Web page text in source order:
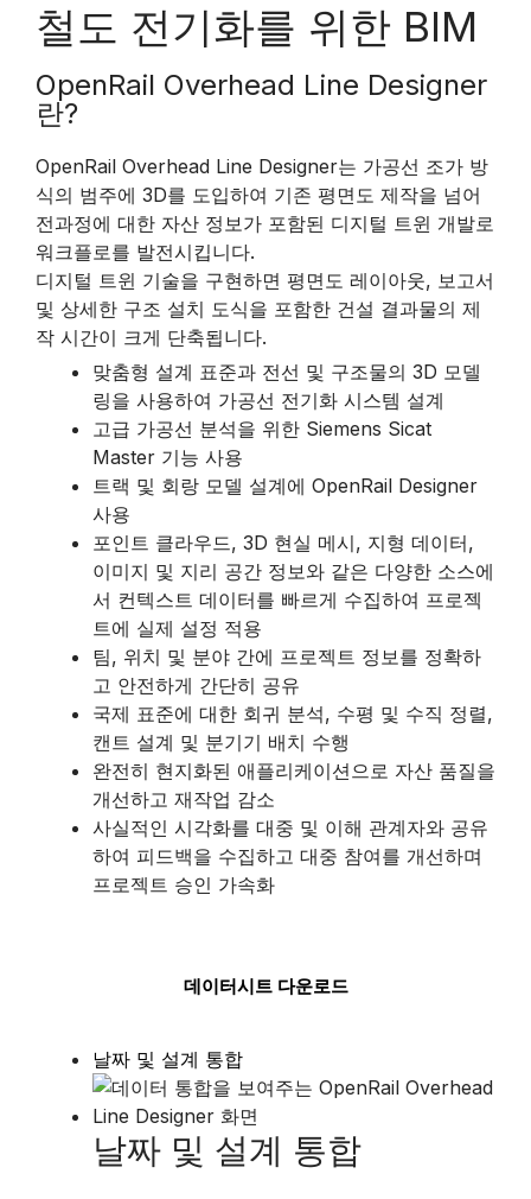
철도 전기화를 위한 BIM
OpenRail Overhead Line Designer
란?
OpenRail Overhead Line Designer는 가공선 조가 방
식의 범주에 3D를 도입하여 기존 평면도 제작을 넘어
전과정에 대한 자산 정보가 포함된 디지털 트윈 개발로
워크플로를 발전시킵니다.
디지털 트윈 기술을 구현하면 평면도 레이아웃, 보고서
및 상세한 구조 설치 도식을 포함한 건설 결과물의 제
작 시간이 크게 단축됩니다.
맞춤형 설계 표준과 전선 및 구조물의 3D 모델
링을 사용하여 가공선 전기화 시스템 설계
고급 가공선 분석을 위한 Siemens Sicat
Master 기능 사용
트랙 및 회랑 모델 설계에 OpenRail Designer
사용
포인트 클라우드, 3D 현실 메시, 지형 데이터,
이미지 및 지리 공간 정보와 같은 다양한 소스에
서 컨텍스트 데이터를 빠르게 수집하여 프로젝
트에 실제 설정 적용
팀, 위치 및 분야 간에 프로젝트 정보를 정확하
고 안전하게 간단히 공유
국제 표준에 대한 회귀 분석, 수평 및 수직 정렬,
캔트 설계 및 분기기 배치 수행
완전히 현지화된 애플리케이션으로 자산 품질을
개선하고 재작업 감소
사실적인 시각화를 대중 및 이해 관계자와 공유
하여 피드백을 수집하고 대중 참여를 개선하며
프로젝트 승인 가속화
데이터시트 다운로드
날짜 및 설계 통합
날짜 및 설계 통합